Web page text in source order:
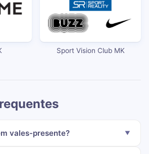
Sport Vision Club MK
vales-presente?